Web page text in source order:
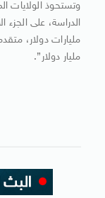
وتستحوذ الولايات
مليار دولار”.